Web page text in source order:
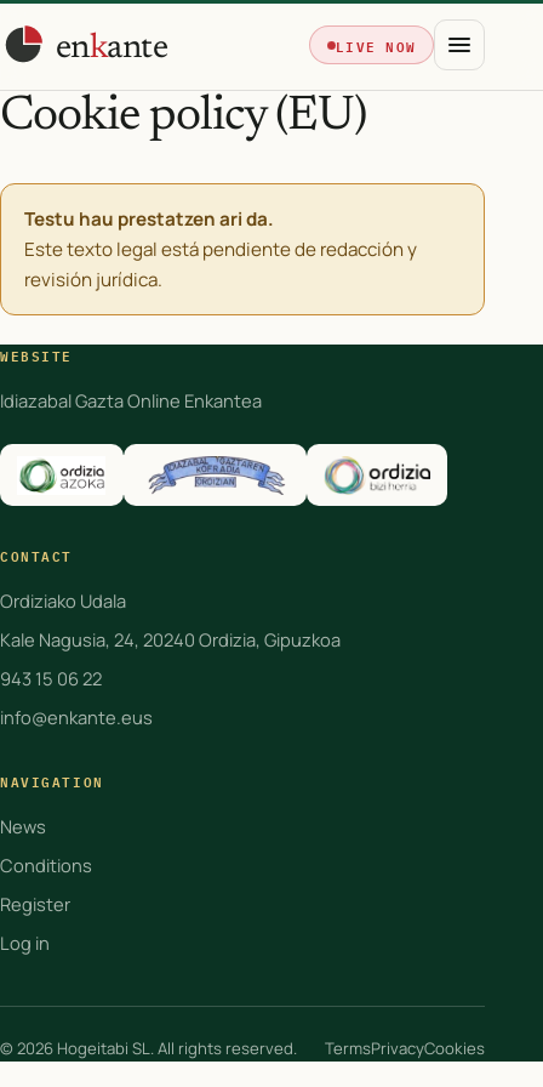
enkante LIVE NOW
Cookie policy (EU)
Testu hau prestatzen ari da.
Este texto legal está pendiente de redacción y
revisión jurídica.
WEBSITE
Idiazabal Gazta Online Enkantea
CONTACT
Ordiziako Udala
Kale Nagusia, 24, 20240 Ordizia, Gipuzkoa
943 15 06 22
info@enkante.eus
NAVIGATION
News
Conditions
Register
Log in
© 2026 Hogeitabi SL. All rights reserved. TermsPrivacyCookies